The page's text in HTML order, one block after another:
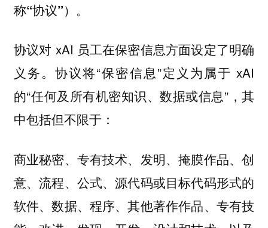
称“协议”）。
协议对 xAI 员工在保密信息方面设定了明确
义务。协议将“保密信息”定义为属于 xAI
的“任何及所有机密知识、数据或信息”，其
中包括但不限于：
商业秘密、专有技术、发明、掩膜作品、创
意、流程、公式、源代码或目标代码形式的
软件、数据、程序、其他著作作品、专有技